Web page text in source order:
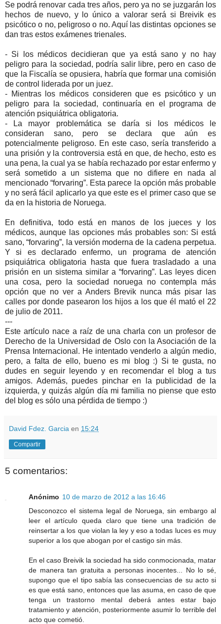
Se podrá renovar cada tres años, pero ya no se juzgarán los
hechos de nuevo, y lo único a valorar será si Breivik es
psicótico o no, peligroso o no. Aquí las distintas opciones se
dan tras estos exámenes trienales.
- Si los médicos decidieran que ya está sano y no hay
peligro para la sociedad, podría salir libre, pero en caso de
que la Fiscalía se opusiera, habría que formar una comisión
de control liderada por un juez.
- Mientras los médicos consideren que es psicótico y un
peligro para la sociedad, continuaría en el programa de
atención psiquiátrica obligatoria.
- La mayor problemática se daría si los médicos le
consideran sano, pero se declara que aún es
potencialmente peligroso. En este caso, sería transferido a
una prisión y la controversia está en que, de hecho, esto es
una pena, la cual ya se había rechazado por estar enfermo y
será sometido a un sistema que no difiere en nada al
mencionado “forvaring”. Esta parece la opción más probable
y no será fácil aplicarlo ya que este es el primer caso que se
da en la historia de Noruega.
En definitiva, todo está en manos de los jueces y los
médicos, aunque las opciones más probables son: Si está
sano, “forvaring”, la versión moderna de la cadena perpetua.
Y si es declarado enfermo, un programa de atención
psiquiátrica obligatoria hasta que fuera trasladado a una
prisión en un sistema similar a “forvaring”. Las leyes dicen
una cosa, pero la sociedad noruega no contempla más
opción que no ver a Anders Brevik nunca más pisar las
calles por donde pasearon los hijos a los que él mató el 22
de julio de 2011.
---
Este artículo nace a raíz de una charla con un profesor de
Derecho de la Universidad de Oslo con la Asociación de la
Prensa Internacional. He intentado venderlo a algún medio,
pero, a falta de ello, bueno es mi blog :) Si te gusta, no
dudes en seguir leyendo y en recomendar el blog a tus
amigos. Además, puedes pinchar en la publicidad de la
izquierda, y quizás algún día mi familia no piense que esto
del blog es sólo una pérdida de tiempo :)
David Fdez. Garcia en 15:24
Compartir
5 comentarios:
Anónimo 10 de marzo de 2012 a las 16:46
Desconozco el sistema legal de Noruega, sin embargo al
leer el artículo queda claro que tiene una tradición de
reinsertar a los que violan la ley y eso a todas luces es muy
superior a los que abogan por el castigo sin más.
En el caso Breivik la sociedad ha sido conmocionada, matar
de manera tan gratuita a personas inocentes... No lo sé,
supongo que el tipo sabía las consecuencias de su acto si
es que está sano, entonces que las asuma, en caso de que
tenga un trastorno mental deberá antes estar bajo
tratamiento y atención, posteriormente asumir lo terrible del
acto que cometió.